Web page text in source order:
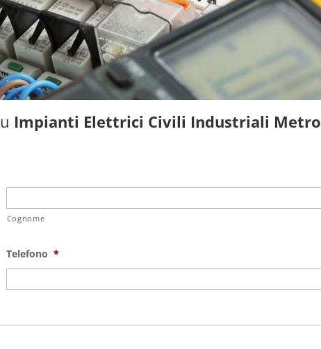
Impianti Elettrici Civili Industriali Metro
Cognome
Telefono *